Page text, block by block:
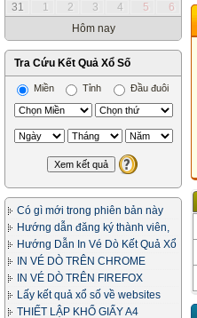
31
1 2 3 4 5
6
Hôm nay
Tra Cứu Kết Quả Xổ Số
Miền Tỉnh Đầu đuôi
Có gì mới trong phiên bản này
Hướng dẫn đăng ký thành viên,
in vé dò
Hướng Dẫn In Vé Dò Kết Quả Xổ
SốIN VÉ DÒ TRÊN CHROME
IN VÉ DÒ TRÊN FIREFOX
Lấy kết quả xổ số về websites
của bạn
THIẾT LẬP KHỔ GIẤY A4